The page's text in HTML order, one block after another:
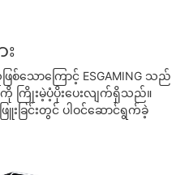
ောကြောင့် ESGAMING သည်
ကြိုးမဲ့ပံ့ပိုးပေးလျက်ရှိသည်။
ခြင်းတွင် ပါဝင်ဆောင်ရွက်ခဲ့